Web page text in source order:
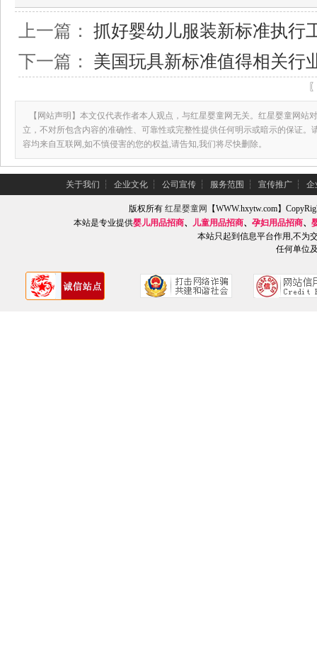
上一篇： 抓好婴幼儿服装新标准执行
下一篇： 美国玩具新标准值得相关行
【网站声明】本文仅代表作者本人观点，与红星婴童网无关。红星婴童网站
立，不对所包含内容的准确性、可靠性或完整性提供任何明示或暗示的保证。
容均来自互联网,如不慎侵害的您的权益,请告知,我们将尽快删除。
关于我们 ┆ 企业文化 ┆ 公司宣传 ┆ 服务范围 ┆ 宣传推广 ┆ 企
版权所有红星婴童网
【WWW.hxytw.com】
本站是专业提供婴儿用品招商、 儿童用品招商、 孕妇用品招商、
本站只起到信息平台作用,不为
任何单位